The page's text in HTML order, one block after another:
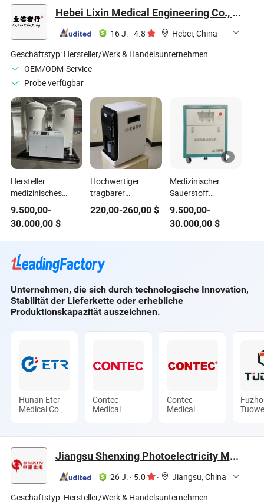
Hebei Lixin Medical Engineering Co., Ltd
16 J. · 4.8 ·
Hebei, China
Geschäftstyp: Hersteller/Werk & Handelsunternehmen
OEM/ODM-Service
Probe verfügbar
Hersteller
medizinisches
Sauerstoffversorgungsgerät
Sauerstoffkonzentrator
9.500,00-
30.000,00 $
Hochwertiger
tragbarer
Sauerstoffkonzentrator
Home3l
220,00-260,00$
Medizinischer
Sauerstoff
erzeugender
stabiler
9.500,00-
30.000,00$
Unternehmen, die sich durch technologische Innovation,
Stabilität der Lieferkette oder erhebliche
Produktionskapazität auszeichnen.
Hunan Eter
Medical Co.,
Contec
Medical
Contec
Medical
Jiangsu Shenxing Photoelectricity Medical Apparatus Co., Ltd.
26 J. · 5.0 ·
Jiangsu, China
Geschäftstyp: Hersteller/Werk & Handelsunternehmen